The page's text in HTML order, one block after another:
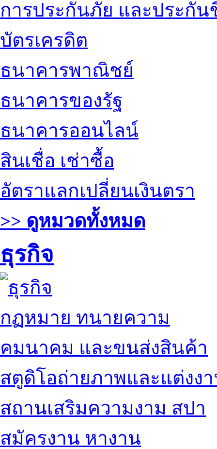
การประกันภัย และประกัน
บัตรเครดิต
ธนาคารพาณิชย์
ธนาคารของรัฐ
ธนาคารออนไลน์
สินเชื่อ เช่าซื้อ
อัตราแลกเปลี่ยนเงินตรา
>> ดูหมวดทั้งหมด
ธุรกิจ
กฏหมาย ทนายความ
คมนาคม และขนส่งสินค้า
สตูดิโอถ่ายภาพและแต่งง
สถานเสริมความงาม สปา
สมัครงาน หางาน